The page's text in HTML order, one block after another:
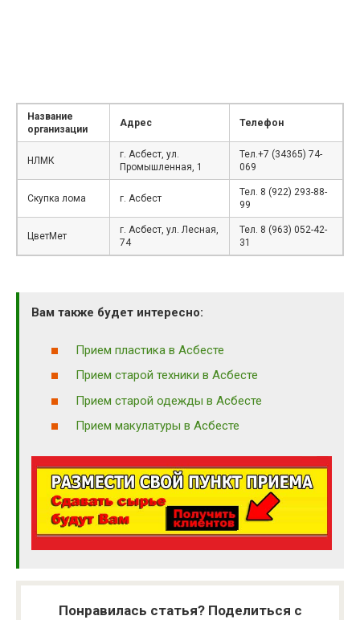
Название
организации
Адрес Телефон
НЛМК
г. Асбест, ул.
Промышленная, 1
Тел.+7 (34365) 74-
069
Скупка лома г. Асбест
Тел. 8 (922) 293-88-
99
ЦветМет
г. Асбест, ул. Лесная,
74
Тел. 8 (963) 052-42-
31
Вам также будет интересно:
Прием пластика в Асбесте
Прием старой техники в Асбесте
Прием старой одежды в Асбесте
Прием макулатуры в Асбесте
Понравилась статья? Поделиться с